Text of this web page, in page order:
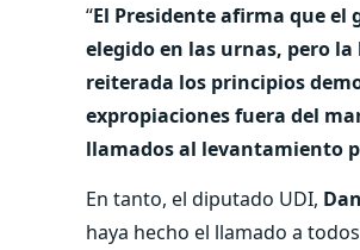
“El Presidente afirma que el
elegido en las urnas, pero
reiterada los principios
expropiaciones fuera del
llamados al levantamiento
En tanto, el diputado UDI,
haya hecho el llamado a